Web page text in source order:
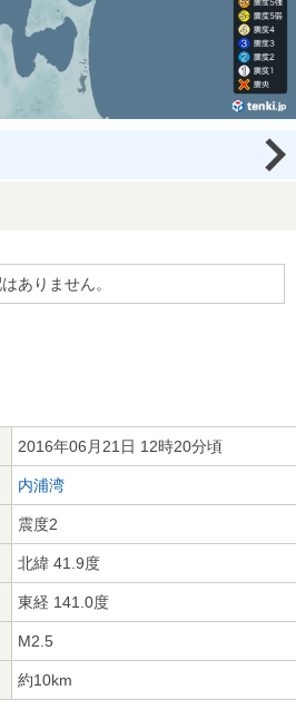
ありません。
2016年06月21日 12時20分頃
内浦湾
震度2
北緯 41.9度
東経 141.0度
M2.5
約10km